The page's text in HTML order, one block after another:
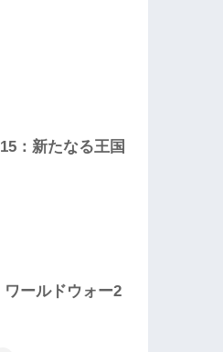
：新たなる王国
ールドウォー2